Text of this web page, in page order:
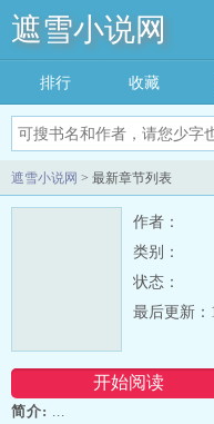
遮雪小说网
排行 收藏
遮雪小说网 > 最新章节列表
作者：
类别：
状态：
开始阅读
最后更新：
简介: ...